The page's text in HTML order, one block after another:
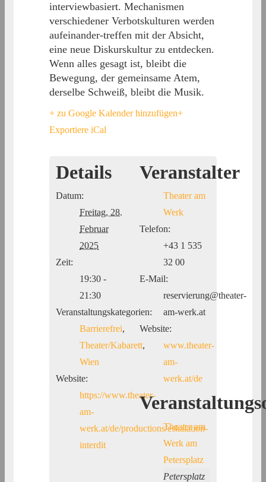
interviewbasiert. Mechanismen
verschiedener Verbotskulturen werden
aufeinander-treffen mit der Absicht,
eine neue Diskurskultur zu entdecken.
Wenn alles gesagt ist, bleibt die
Bewegung, der gemeinsame Atem,
derselbe Schweiß, bleibt die Musik.
+ zu Google Kalender hinzufügen+
Exportiere iCal
Details
Datum:
Freitag, 28.
Februar
2025
Zeit:
19:30 -
21:30
Veranstaltungskategorien:
Barrierefrei,
Theater/Kabarett,
Wien
Website:
https://www.theater-
am-
werk.at/de/productions/eskalation-
interdit
Veranstalter
Theater am
Werk
Telefon:
+43 1 535
32 00
E-Mail:
reservierung@theater-
am-werk.at
Website:
www.theater-
am-
werk.at/de
Theater am
Werk am
Petersplatz
Petersplatz